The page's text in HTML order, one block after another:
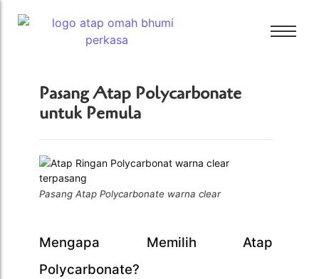
Bali Bitumen
Bali Bitumen
Tamko
Tarkey
Pasang Atap Polycarbonate
untuk Pemula
Pasang Atap Polycarbonate warna clear
Mengapa Memilih Atap
Polycarbonate?